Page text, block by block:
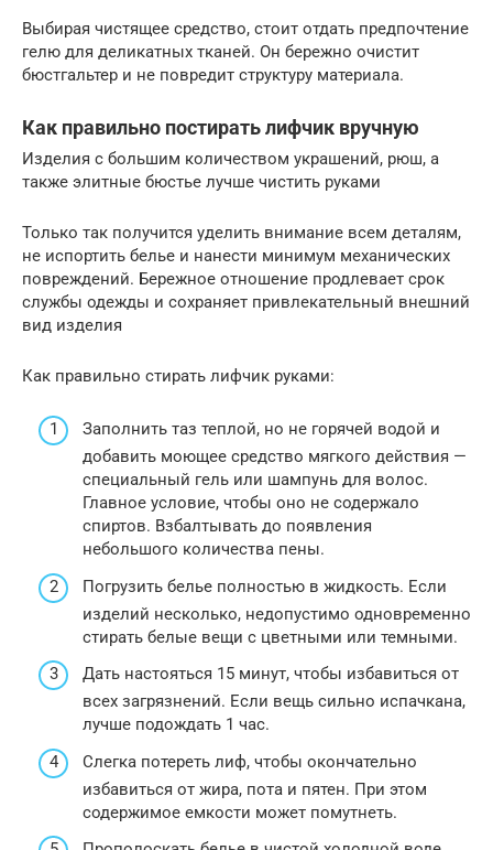
Выбирая чистящее средство, стоит отдать предпочтение
гелю для деликатных тканей. Он бережно очистит
бюстгальтер и не повредит структуру материала.
Как правильно постирать лифчик вручную
Изделия с большим количеством украшений, рюш, а
также элитные бюстье лучше чистить руками
Только так получится уделить внимание всем деталям,
не испортить белье и нанести минимум механических
повреждений. Бережное отношение продлевает срок
службы одежды и сохраняет привлекательный внешний
вид изделия
Как правильно стирать лифчик руками:
Заполнить таз теплой, но не горячей водой и
добавить моющее средство мягкого действия —
специальный гель или шампунь для волос.
Главное условие, чтобы оно не содержало
спиртов. Взбалтывать до появления
небольшого количества пены.
Погрузить белье полностью в жидкость. Если
изделий несколько, недопустимо одновременно
стирать белые вещи с цветными или темными.
Дать настояться 15 минут, чтобы избавиться от
всех загрязнений. Если вещь сильно испачкана,
лучше подождать 1 час.
Слегка потереть лиф, чтобы окончательно
избавиться от жира, пота и пятен. При этом
содержимое емкости может помутнеть.